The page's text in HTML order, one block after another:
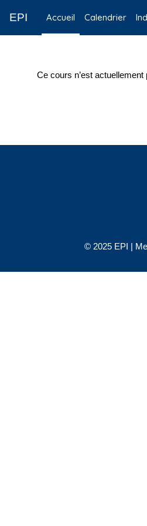
EPI Accueil Calendrier
Ce cours n’est
© 2025 EPI |